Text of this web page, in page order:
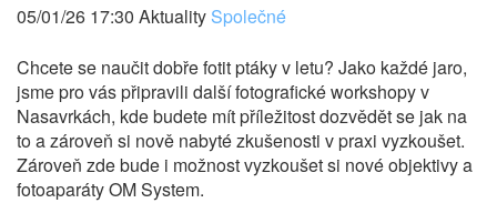
05/01/26 17:30 Aktuality Společné
Chcete se naučit dobře fotit ptáky v letu? Jako každé jaro,
jsme pro vás připravili další fotografické workshopy v
Nasavrkách, kde budete mít příležitost dozvědět se jak na
to a zároveň si nově nabyté zkušenosti v praxi vyzkoušet.
Zároveň zde bude i možnost vyzkoušet si nové objektivy a
fotoaparáty OM System.